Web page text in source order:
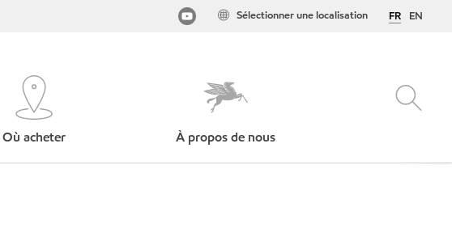
FR EN
Sélectionner une localisation
Où acheter À propos de nous